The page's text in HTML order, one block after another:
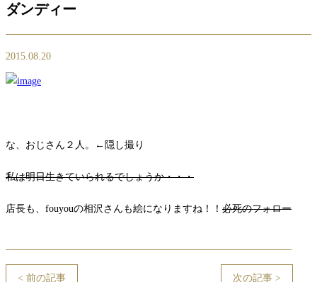
ダンディー
2015.08.20
な、おじさん２人。←隠し撮り
私は明日生きていられるでしょうか・・・
店長も、fouyouの相沢さんも絵になりますね！！ 必死のフォロー
< 前の記事 次の記事 >